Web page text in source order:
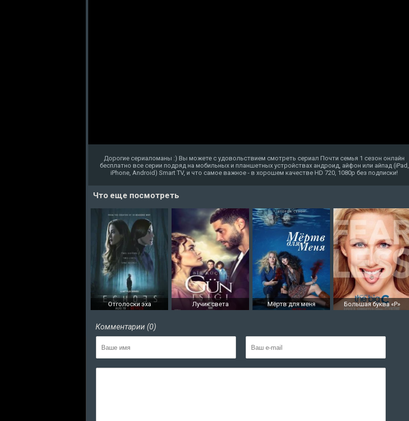
Дорогие сериаломаны :) Вы можете с удовольствием смотреть сериал Почти семья 1 сезон онлайн
бесплатно все серии подряд на мобильных и планшетных устройствах андроид, айфон или айпад (iPad,
iPhone, Android) Smart TV, и что самое важное - в хорошем качестве HD 720, 1080p без подписки!
Что еще посмотреть
Отголоски эха Лучик света Мёртв для меня Большая буква «Р»
Комментарии (0)